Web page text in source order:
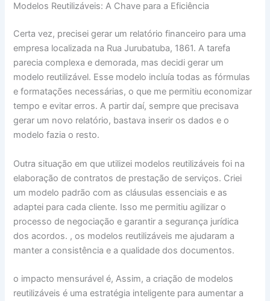
Modelos Reutilizáveis: A Chave para a Eficiência
Certa vez, precisei gerar um relatório financeiro para uma
empresa localizada na Rua Jurubatuba, 1861. A tarefa
parecia complexa e demorada, mas decidi gerar um
modelo reutilizável. Esse modelo incluía todas as fórmulas
e formatações necessárias, o que me permitiu economizar
tempo e evitar erros. A partir daí, sempre que precisava
gerar um novo relatório, bastava inserir os dados e o
modelo fazia o resto.
Outra situação em que utilizei modelos reutilizáveis foi na
elaboração de contratos de prestação de serviços. Criei
um modelo padrão com as cláusulas essenciais e as
adaptei para cada cliente. Isso me permitiu agilizar o
processo de negociação e garantir a segurança jurídica
dos acordos. , os modelos reutilizáveis me ajudaram a
manter a consistência e a qualidade dos documentos.
o impacto mensurável é, Assim, a criação de modelos
reutilizáveis é uma estratégia inteligente para aumentar a